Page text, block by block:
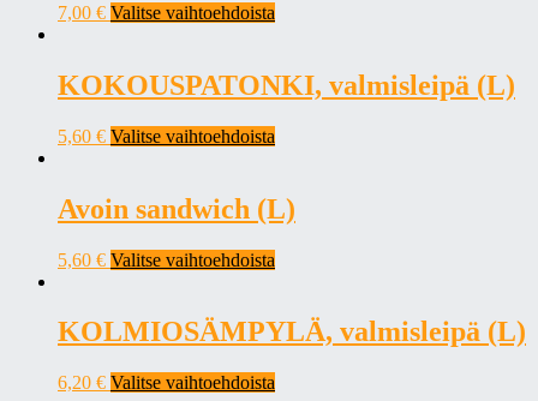
7,00 € Valitse vaihtoehdoista
KOKOUSPATONKI, valmisleipä (L)
5,60 € Valitse vaihtoehdoista
Avoin sandwich (L)
5,60 € Valitse vaihtoehdoista
KOLMIOSÄMPYLÄ, valmisleipä (L)
6,20 € Valitse vaihtoehdoista